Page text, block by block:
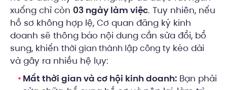
xuống chỉ còn 03 ngày làm việc. Tuy nhiên, nếu
hồ sơ không hợp lệ, Cơ quan đăng ký kinh
doanh sẽ thông báo nội dung cần sửa đổi, bổ
sung, khiến thời gian thành lập công ty kéo dài
và gây ra nhiều hệ lụy:
Mất thời gian và cơ hội kinh doanh: Bạn phải